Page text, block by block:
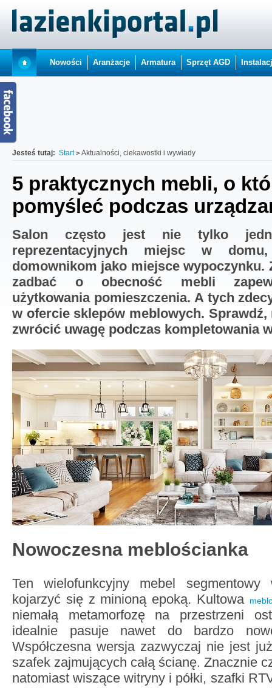
Nowości Aranżacje Armatura Sprzęt AGD
Jesteś tutaj: Start Aktualności, ciekawostki i wywiady
5 praktycznych mebli, o
pomyśleć podczas
Salon często jest nie tylko
reprezentacyjnych miejsc w
domownikom jako miejsce wypoczynku.
zadbać o obecność mebli
użytkowania pomieszczenia. A tych
w ofercie sklepów meblowych.
zwrócić uwagę podczas kompletowania
Nowoczesna meblościanka
Ten wielofunkcyjny mebel
kojarzyć się z minioną epoką. Kultowa
niemałą metamorfozę na przestrzeni
idealnie pasuje nawet do bardzo
Współczesna wersja zazwyczaj nie jest
szafek zajmujących całą ścianę. Znacznie
natomiast wiszące witryny i półki, szafki